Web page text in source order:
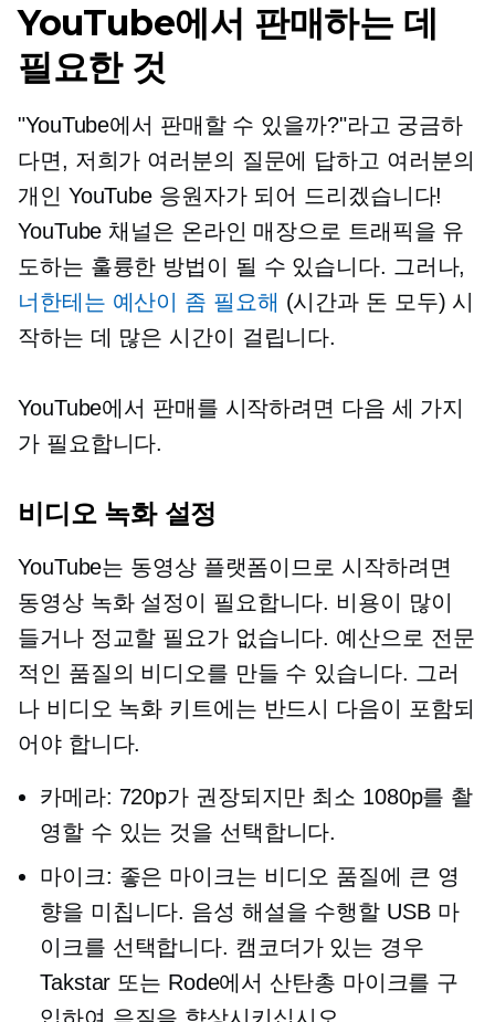
YouTube에서 판매하는 데
필요한 것
"YouTube에서 판매할 수 있을까?"라고 궁금하
다면, 저희가 여러분의 질문에 답하고 여러분의
개인 YouTube 응원자가 되어 드리겠습니다!
YouTube 채널은 온라인 매장으로 트래픽을 유
도하는 훌륭한 방법이 될 수 있습니다. 그러나,
너한테는 예산이 좀 필요해 (시간과 돈 모두) 시
작하는 데 많은 시간이 걸립니다.
YouTube에서 판매를 시작하려면 다음 세 가지
가 필요합니다.
비디오 녹화 설정
YouTube는 동영상 플랫폼이므로 시작하려면
동영상 녹화 설정이 필요합니다. 비용이 많이
들거나 정교할 필요가 없습니다. 예산으로 전문
적인 품질의 비디오를 만들 수 있습니다. 그러
나 비디오 녹화 키트에는 반드시 다음이 포함되
어야 합니다.
카메라: 720p가 권장되지만 최소 1080p를 촬
영할 수 있는 것을 선택합니다.
마이크: 좋은 마이크는 비디오 품질에 큰 영
향을 미칩니다. 음성 해설을 수행할 USB 마
이크를 선택합니다. 캠코더가 있는 경우
Takstar 또는 Rode에서 산탄총 마이크를 구